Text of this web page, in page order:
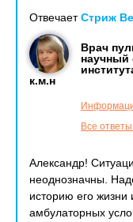
ОтвечаетСтриж
Врач
научный
к.м.н
Все
Александр!
неоднозначны.
историю его жизни
амбулаторных